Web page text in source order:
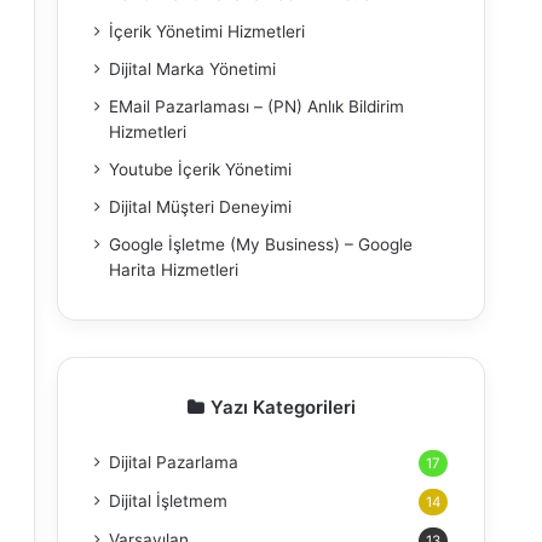
İçerik Yönetimi Hizmetleri
Dijital Marka Yönetimi
EMail Pazarlaması – (PN) Anlık Bildirim
Hizmetleri
Youtube İçerik Yönetimi
Dijital Müşteri Deneyimi
Google İşletme (My Business) – Google
Harita Hizmetleri
Yazı Kategorileri
Dijital Pazarlama 17
Dijital İşletmem 14